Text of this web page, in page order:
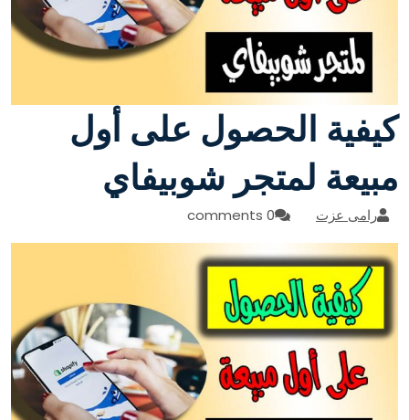
كيفية الحصول على أول
مبيعة لمتجر شوبيفاي
رامى عزت 0 comments